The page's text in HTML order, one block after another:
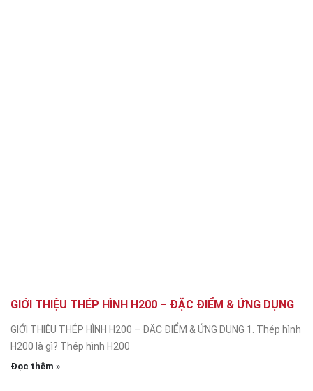
GIỚI THIỆU THÉP HÌNH H200 – ĐẶC ĐIỂM & ỨNG DỤNG
GIỚI THIỆU THÉP HÌNH H200 – ĐẶC ĐIỂM & ỨNG DỤNG 1. Thép hình
H200 là gì? Thép hình H200
Đọc thêm »